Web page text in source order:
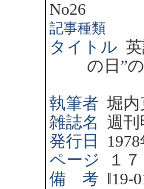
No26
記事種類
タイトル
の日”
執筆者 堀内
雑誌名
週刊
発行日
1978
ページ
１
備 考 ‖19-